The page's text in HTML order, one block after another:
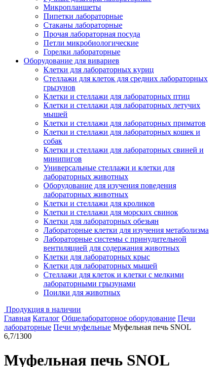
Микропланшеты
Пипетки лабораторные
Стаканы лабораторные
Прочая лабораторная посуда
Петли микробиологические
Горелки лабораторные
Оборудование для вивариев
Клетки для лабораторных куриц
Стеллажи для клеток для средних лабораторных
грызунов
Клетки и стеллажи для лабораторных птиц
Клетки и стеллажи для лабораторных летучих
мышей
Клетки и стеллажи для лабораторных приматов
Клетки и стеллажи для лабораторных кошек и
собак
Клетки и стеллажи для лабораторных свиней и
минипигов
Универсальные стеллажи и клетки для
лабораторных животных
Оборудование для изучения поведения
лабораторных животных
Клетки и стеллажи для кроликов
Клетки и стеллажи для морских свинок
Клетки для лабораторных обезьян
Лабораторные клетки для изучения метаболизма
Лабораторные системы с принудительной
вентиляцией для содержания животных
Клетки для лабораторных крыс
Клетки для лабораторных мышей
Стеллажи для клеток и клетки с мелкими
лабораторными грызунами
Поилки для животных
Продукция в наличии
Главная Каталог Общелабораторное оборудование Печи
лабораторные Печи муфельные Муфельная печь SNOL
6,7/1300
Муфельная печь SNOL